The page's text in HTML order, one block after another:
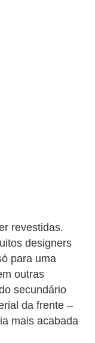
revestidas.
designers
para uma
outras
secundário
da frente –
mais acabada